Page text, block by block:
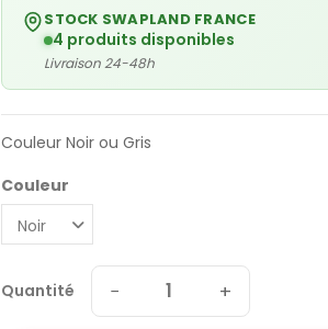
STOCK SWAPLAND FRANCE
4 produits disponibles
Livraison 24-48h
Couleur Noir ou Gris
Couleur
Quantité − +